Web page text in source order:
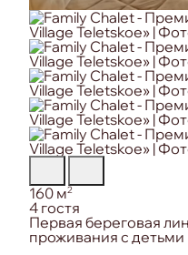
Площадь:
160 м2
Вместимость:
4 гостя
Особенность номера:
Первая береговая
проживания с детьми